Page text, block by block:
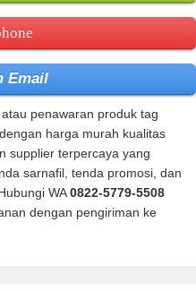
Email
penawaran produk tag
dengan harga murah kualitas
supplier terpercaya yang
sarnafil, tenda promosi, dan
WA0822-5779-5508
dengan pengiriman ke